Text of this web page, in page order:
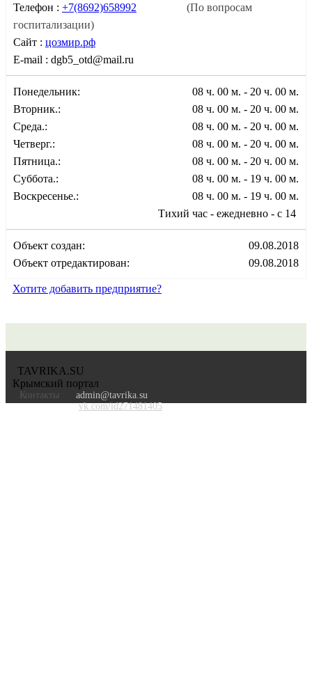
Телефон : +7(8692)658992
(По вопросам
госпитализации)
Сайт : цозмир.рф
E-mail : dgb5_otd@mail.ru
Понедельник:
08 ч. 00 м. - 20 ч. 00 м.
Вторник.:
08 ч. 00 м. - 20 ч. 00 м.
Среда.:
08 ч. 00 м. - 20 ч. 00 м.
Четверг.:
08 ч. 00 м. - 20 ч. 00 м.
Пятница.:
08 ч. 00 м. - 20 ч. 00 м.
Суббота.:
08 ч. 00 м. - 19 ч. 00 м.
Воскресенье.:
08 ч. 00 м. - 19 ч. 00 м.
Тихий час - ежедневно - c 14
Объект создан:
09.08.2018
Объект отредактирован:
09.08.2018
Хотите добавить предприятие?
TAVRIKA.SU
Крымский портал
Контакты
admin@tavrika.su
vk.com/id271481405